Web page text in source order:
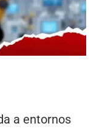
a entornos